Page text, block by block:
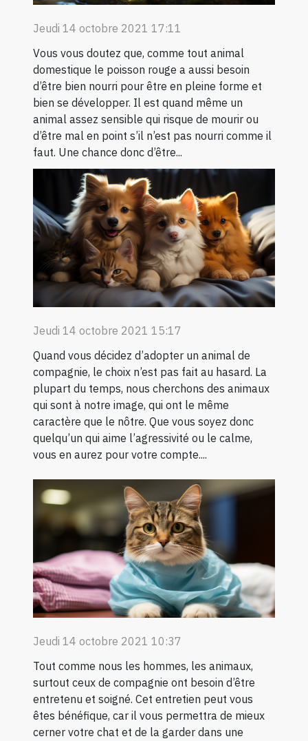
Jeudi 14 octobre 2021 17:11
Vous vous doutez que, comme tout animal
domestique le poisson rouge a aussi besoin
d’être bien nourri pour être en pleine forme et
bien se développer. Il est quand même un
animal assez sensible qui risque de mourir ou
d’être mal en point s’il n’est pas nourri comme il
faut. Une chance donc d’être...
Jeudi 14 octobre 2021 15:17
Quand vous décidez d’adopter un animal de
compagnie, le choix n’est pas fait au hasard. La
plupart du temps, nous cherchons des animaux
qui sont à notre image, qui ont le même
caractère que le nôtre. Que vous soyez donc
quelqu’un qui aime l’agressivité ou le calme,
vous en aurez pour votre compte....
Jeudi 14 octobre 2021 10:37
Tout comme nous les hommes, les animaux,
surtout ceux de compagnie ont besoin d’être
entretenu et soigné. Cet entretien peut vous
êtes bénéfique, car il vous permettra de mieux
cerner votre chat et de la garder dans une